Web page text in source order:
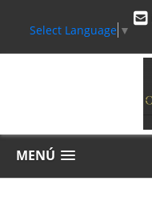
Select Language ▼
MENÚ